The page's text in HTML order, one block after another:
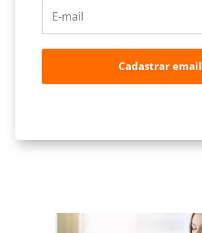
Cadastrar email